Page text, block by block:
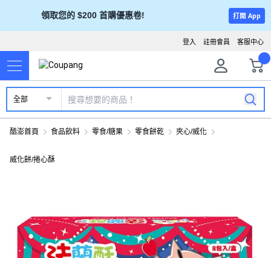
領取您的 $200 首購優惠卷! 打開 App
客服中心
註冊會員
登入
全部
酷澎首頁 食品飲料 零食/糖果 零食餅乾 夾心/威化
威化餅/捲心酥